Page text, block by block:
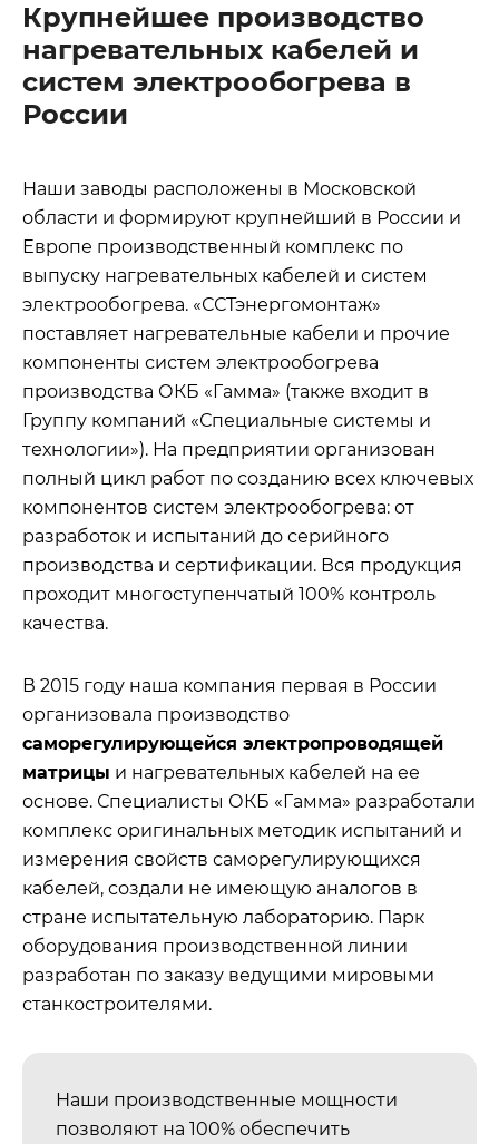
Крупнейшее производство
нагревательных кабелей и
систем электрообогрева в
России
Наши заводы расположены в Московской
области и формируют крупнейший в России и
Европе производственный комплекс по
выпуску нагревательных кабелей и систем
электрообогрева. «ССТэнергомонтаж»
поставляет нагревательные кабели и прочие
компоненты систем электрообогрева
производства ОКБ «Гамма» (также входит в
Группу компаний «Специальные системы и
технологии»). На предприятии организован
полный цикл работ по созданию всех ключевых
компонентов систем электрообогрева: от
разработок и испытаний до серийного
производства и сертификации. Вся продукция
проходит многоступенчатый 100% контроль
качества.
В 2015 году наша компания первая в России
организовала производство
саморегулирующейся электропроводящей
матрицы и нагревательных кабелей на ее
основе. Специалисты ОКБ «Гамма» разработали
комплекс оригинальных методик испытаний и
измерения свойств саморегулирующихся
кабелей, создали не имеющую аналогов в
стране испытательную лабораторию. Парк
оборудования производственной линии
разработан по заказу ведущими мировыми
станкостроителями.
Наши производственные мощности
позволяют на 100% обеспечить